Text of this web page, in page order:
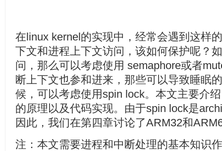
在linux kernel的实现中，经常会遇到这样
下文和进程上下文访问，该如何保护呢？
问，那么可以考虑使用 semaphore或者
断上下文也参和进来，那些可以导致睡眠
候，可以考虑使用spin lock。本文主要介
的原理以及代码实现。由于spin lock是
因此，我们在第四章讨论了ARM32和
注：本文需要进程和中断处理的基本知识